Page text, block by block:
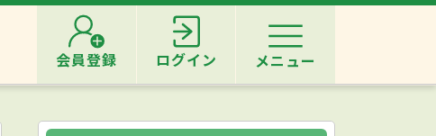
会員登録 ログイン メニュー